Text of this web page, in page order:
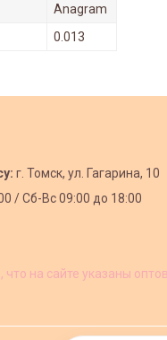
Anagram
0.013
г. Томск, ул. Гагарина, 10
/Сб-Вс 09:00 до 18:00
что на сайте указаны